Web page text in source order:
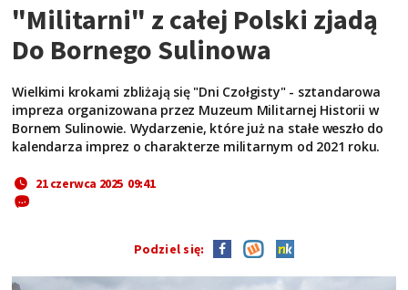
"Militarni" z całej Polski zjadą
Do Bornego Sulinowa
Wielkimi krokami zbliżają się "Dni Czołgisty" - sztandarowa
impreza organizowana przez Muzeum Militarnej Historii w
Bornem Sulinowie. Wydarzenie, które już na stałe weszło do
kalendarza imprez o charakterze militarnym od 2021 roku.
21 czerwca 2025 09:41
Podziel się: